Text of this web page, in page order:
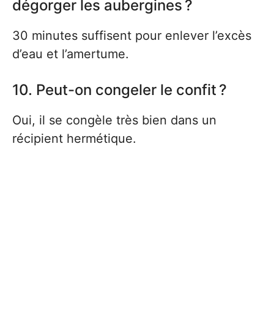
dégorger les aubergines ?
30 minutes suffisent pour enlever l’excès
d’eau et l’amertume.
10. Peut-on congeler le confit ?
Oui, il se congèle très bien dans un
récipient hermétique.